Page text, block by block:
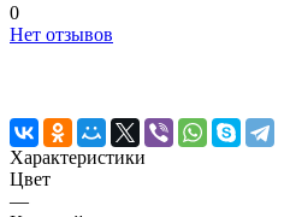
0
Нет отзывов
Характеристики
Цвет
—